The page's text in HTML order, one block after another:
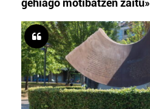
gehiago motibatzen zaitu»